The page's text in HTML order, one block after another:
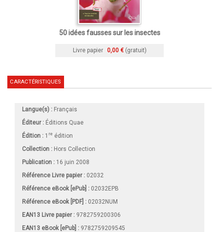
50 idées fausses sur les insectes
Livre papier 0,00 € (gratuit)
CARACTÉRISTIQUES
Langue(s) : Français
Éditeur : Éditions Quae
Édition : 1 re édition
Collection : Hors Collection
Publication : 16 juin 2008
Référence Livre papier : 02032
Référence eBook [ePub] : 02032EPB
Référence eBook [PDF] : 02032NUM
EAN13 Livre papier : 9782759200306
EAN13 eBook [ePub] : 9782759209545